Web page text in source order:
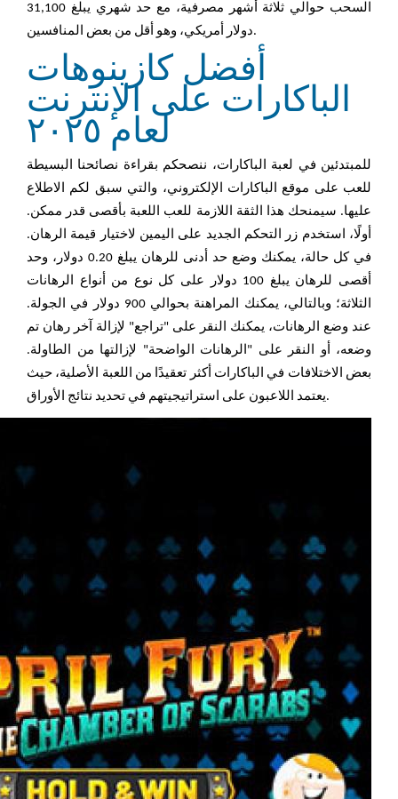
السحب حوالي ثلاثة أشهر مصرفية، مع حد شهري يبلغ 31,100
دولار أمريكي، وهو أقل من بعض المنافسين.
أفضل كازينوهات
الباكارات على الإنترنت
لعام ٢٠٢٥
للمبتدئين في لعبة الباكارات، ننصحكم بقراءة نصائحنا البسيطة
للعب على موقع الباكارات الإلكتروني، والتي سبق لكم الاطلاع
عليها. سيمنحك هذا الثقة اللازمة للعب اللعبة بأقصى قدر ممكن.
أولًا، استخدم زر التحكم الجديد على اليمين لاختيار قيمة الرهان.
في كل حالة، يمكنك وضع حد أدنى للرهان يبلغ 0.20 دولار، وحد
أقصى للرهان يبلغ 100 دولار على كل نوع من أنواع الرهانات
الثلاثة؛ وبالتالي، يمكنك المراهنة بحوالي 900 دولار في الجولة.
عند وضع الرهانات، يمكنك النقر على "تراجع" لإزالة آخر رهان تم
وضعه، أو النقر على "الرهانات الواضحة" لإزالتها من الطاولة.
بعض الاختلافات في الباكارات أكثر تعقيدًا من اللعبة الأصلية، حيث
يعتمد اللاعبون على استراتيجيتهم في تحديد نتائج الأوراق.